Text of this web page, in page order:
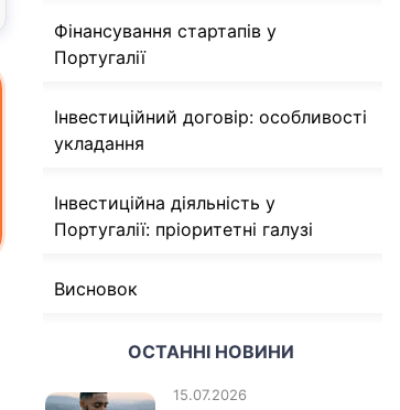
Фінансування стартапів у
Португалії
Інвестиційний договір: особливості
укладання
Інвестиційна діяльність у
Португалії: пріоритетні галузі
Висновок
ОСТАННІ НОВИНИ
15.07.2026